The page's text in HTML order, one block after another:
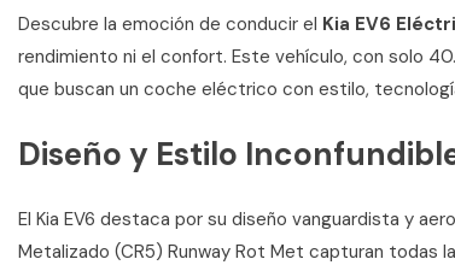
Descubre la emoción de conducir el Kia EV6
rendimiento ni el confort. Este vehículo, con solo
que buscan un coche eléctrico con estilo,
Diseño y Estilo
El Kia EV6 destaca por su diseño vanguardista y
Metalizado (CR5) Runway Rot Met capturan todas